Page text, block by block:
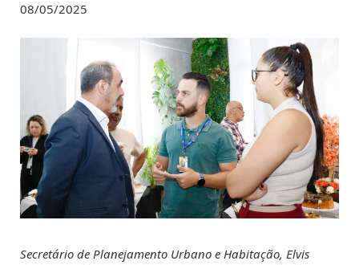
08/05/2025
Secretário de Planejamento Urbano e Habitação, Elvis